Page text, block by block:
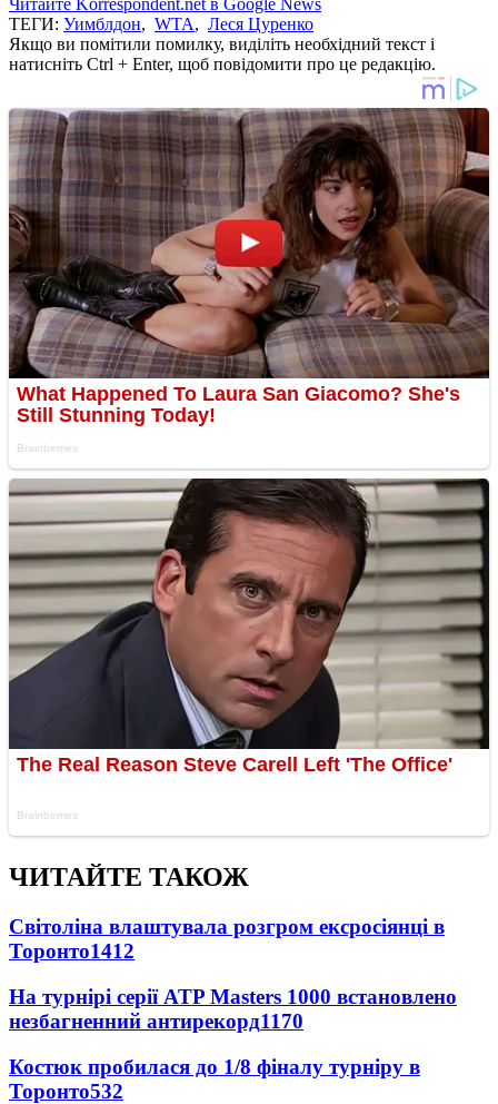
ТЕГИ: Уимблдон, WTA, Леся Цуренко
Якщо ви помітили помилку, виділіть необхідний текст і
натисніть Ctrl + Enter, щоб повідомити про це редакцію.
ЧИТАЙТЕ ТАКОЖ
Світоліна влаштувала розгром ексросіянці в
Торонто1412
На турнірі серії ATP Masters 1000 встановлено
незбагненний антирекорд1170
Костюк пробилася до 1/8 фіналу турніру в
Торонто532